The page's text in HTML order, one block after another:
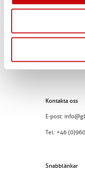
SWEDEN
Kontakta oss
E-post:
Tel: +46
Snabblänkar